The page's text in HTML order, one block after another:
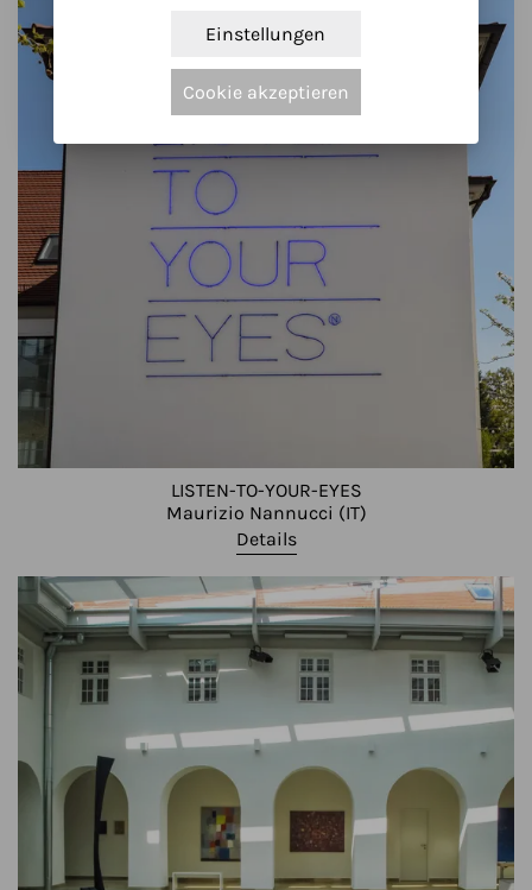
LISTEN-TO-YOUR-EYES
Maurizio Nannucci (IT)
Details
Einstellungen
Cookie akzeptieren